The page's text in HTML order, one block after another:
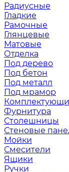
Радиусные
Гладкие
Рамочные
Глянцевые
Матовые
Отделка
Под дерево
Под бетон
Под металл
Под мрамор
Фурнитура
Столешницы
Стеновые
Мойки
Смесители
Ящики
Ручки